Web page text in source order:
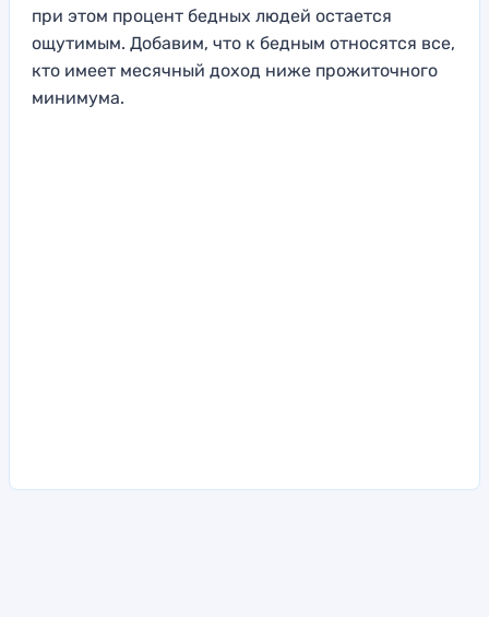
при этом процент бедных людей остается
ощутимым. Добавим, что к бедным относятся все,
кто имеет месячный доход ниже прожиточного
минимума.